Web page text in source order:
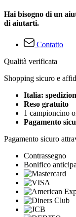
Hai bisogno di un
di aiutarti.
Contatto
Qualità verificata
Shopping sicuro e
Italia:
Reso gratuito
1 campioncino
Pagamento
Pagamento sicuro
Contrassegno
Bonifico